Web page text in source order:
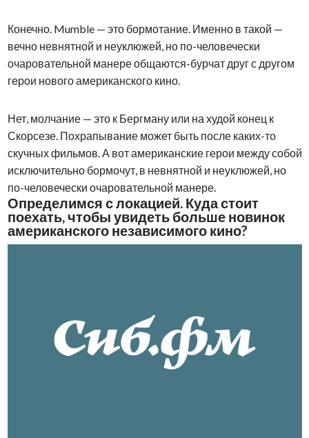
Конечно. Mumble — это бормотание. Именно в такой —
вечно невнятной и неуклюжей, но по-человечески
очаровательной манере общаются-бурчат друг с другом
герои нового американского кино.
Нет, молчание — это к Бергману или на худой конец к
Скорсезе. Похрапывание может быть после каких-то
скучных фильмов. А вот американские герои между собой
исключительно бормочут, в невнятной и неуклюжей, но
по-человечески очаровательной манере.
Определимся с локацией. Куда стоит
поехать, чтобы увидеть больше новинок
американского независимого кино?